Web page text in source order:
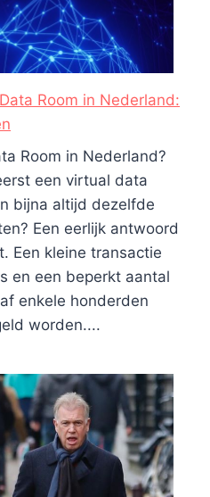
Room in Nederland:
Room in Nederland?
een virtual data
bijna altijd dezelfde
Een eerlijk antwoord
Een kleine transactie
en een beperkt aantal
enkele honderden
worden....